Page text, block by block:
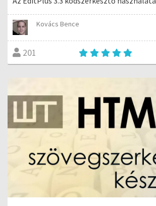
Kovács Bence
201